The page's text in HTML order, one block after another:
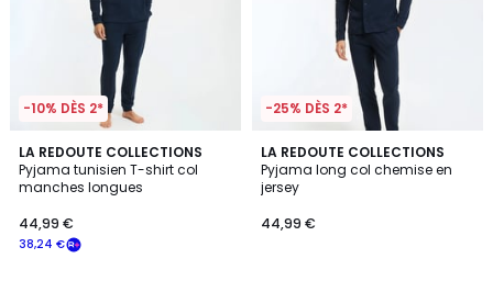
-10% DÈS 2*
LA REDOUTE COLLECTIONS
Pyjama tunisien T-shirt col
manches longues
38,24 €
44,99 €
4,4
/ 5
2
Couleurs
-25% DÈS 2*
LA REDOUTE COLLECTIONS
Pyjama long col chemise en
jersey
44,99 €
4,3
/ 5